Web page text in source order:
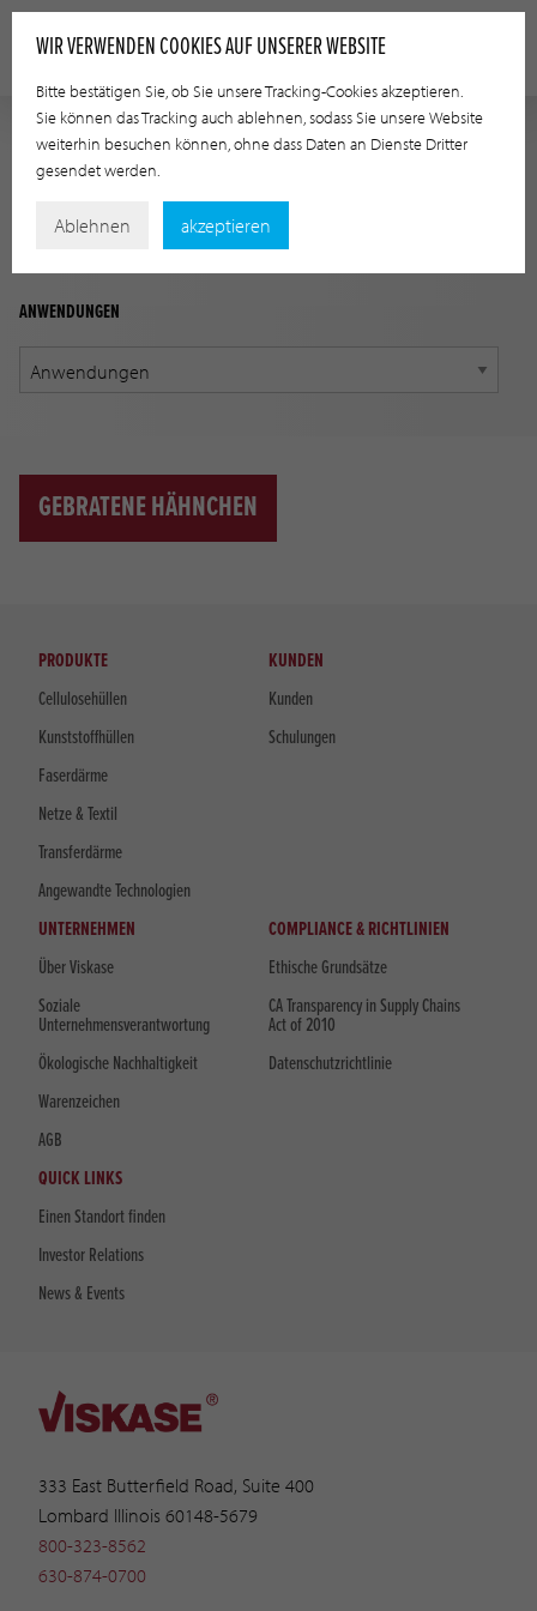
ANWENDUNGSLEITFADEN
Finden Sie mithilfe der unten stehenden Optionen das
korrekte Produkt für Ihre Anwendung
ANWENDUNGEN
GEBRATENE HÄHNCHEN
333 East Butterfield Road, Suite 400
Lombard Illinois 60148-5679
800-323-8562
630-874-0700
PRODUKTE
Cellulosehüllen
Kunststoffhüllen
Faserdärme
Netze & Textil
Transferdärme
Angewandte Technologien
KUNDEN
Kunden
Schulungen
UNTERNEHMEN
Über Viskase
Soziale
Unternehmensverantwortung
Ökologische Nachhaltigkeit
Warenzeichen
AGB
COMPLIANCE & RICHTLINIEN
Ethische Grundsätze
CA Transparency in Supply Chains
Act of 2010
Datenschutzrichtlinie
QUICK LINKS
Einen Standort finden
Investor Relations
News & Events
WIR VERWENDEN COOKIES AUF UNSERER WEBSITE
Bitte bestätigen Sie, ob Sie unsere Tracking-Cookies akzeptieren.
Sie können das Tracking auch ablehnen, sodass Sie unsere Website
weiterhin besuchen können, ohne dass Daten an Dienste Dritter
gesendet werden.
Ablehnen akzeptieren